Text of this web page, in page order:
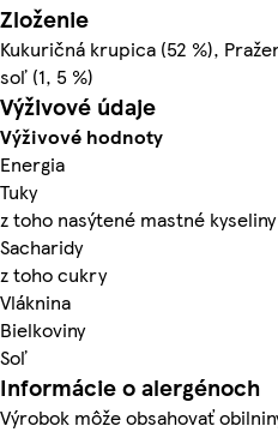
Zloženie
Kukuričná krupica (52 %),
soľ (1, 5 %)
Výživové údaje
Výživové hodnoty
Energia
Tuky
z toho nasýtené mastné kyseliny
Sacharidy
z toho cukry
Vláknina
Bielkoviny
Soľ
Informácie o alergénoch
Výrobok môže obsahovať